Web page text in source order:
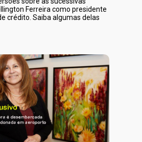
Ferreira como presidente
crédito. Saiba algumas delas